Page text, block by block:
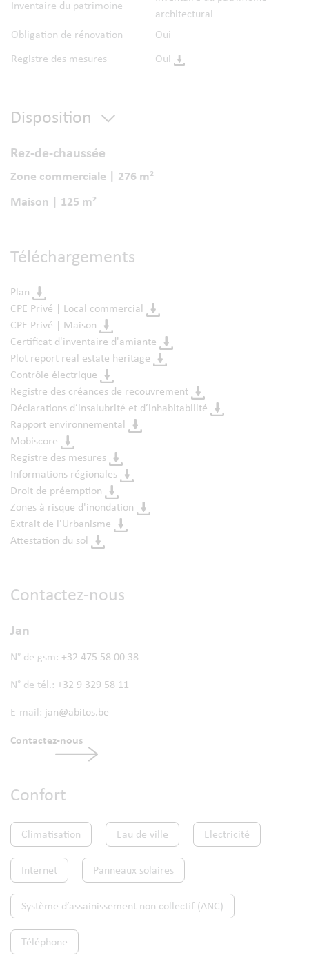
Inventaire du patrimoine
architectural
Obligation de rénovation
Oui
Registre des mesures
Oui
Disposition
Rez-de-chaussée
Zone commerciale | 276 m²
Maison | 125 m²
Téléchargements
Plan
CPE Privé | Local commercial
CPE Privé | Maison
Certificat d'inventaire d'amiante
Plot report real estate heritage
Contrôle électrique
Registre des créances de recouvrement
Déclarations d’insalubrité et d’inhabitabilité
Rapport environnemental
Mobiscore
Registre des mesures
Informations régionales
Droit de préemption
Zones à risque d'inondation
Extrait de l'Urbanisme
Attestation du sol
Contactez-nous
Jan
N° de gsm: +32 475 58 00 38
N° de tél.: +32 9 329 58 11
E-mail: jan@abitos.be
Contactez-nous
Confort
Climatisation Eau de ville Electricité
Internet Panneaux solaires
Système d’assainissement non collectif (ANC)
Téléphone